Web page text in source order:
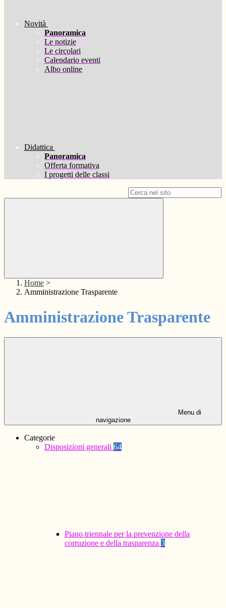
Novità
Panoramica
Le notizie
Le circolari
Calendario eventi
Albo online
Didattica
Panoramica
Offerta formativa
I progetti delle classi
Home >
Amministrazione Trasparente
Amministrazione Trasparente
Menu di
navigazione
Categorie
Disposizioni generali 64
Piano triennale per la prevenzione della
corruzione e della trasparenza 3